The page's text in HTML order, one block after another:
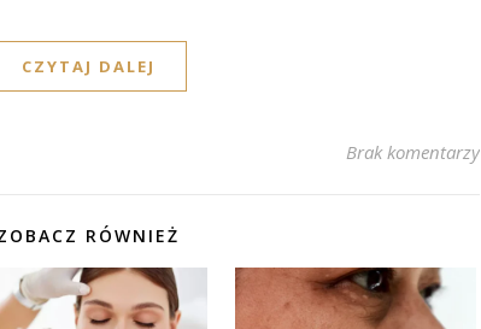
CZYTAJ DALEJ
Brak komentarzy
RÓWNIEŻ